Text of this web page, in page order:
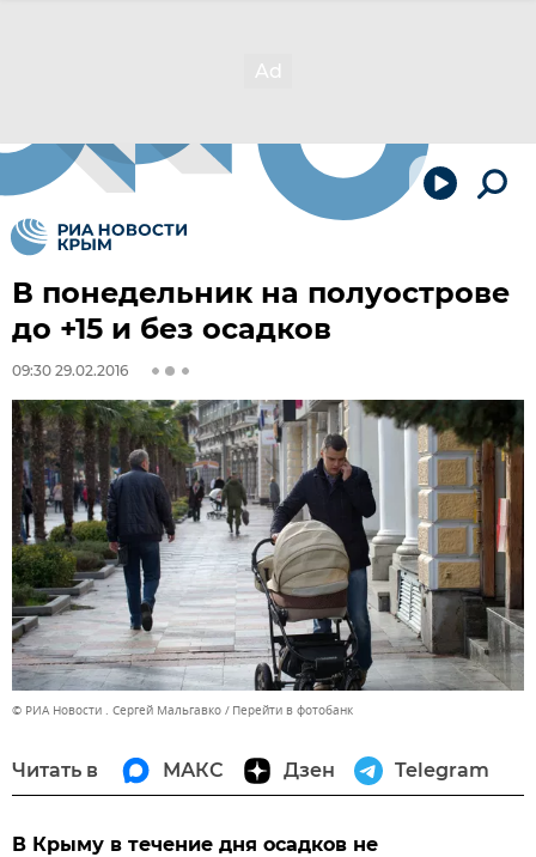
В понедельник на полуострове
до +15 и без осадков
09:30 29.02.2016
© РИА Новости . Сергей Мальгавко Перейти в фотобанк
Читать в МАКС Дзен Telegram
В Крыму в течение дня осадков не